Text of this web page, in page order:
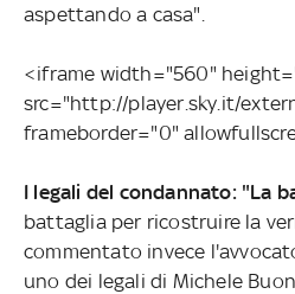
aspettando a casa".
<iframe width="560"
src="http://player.sky.it/
frameborder="0"
I legali del condannato: "La
battaglia per ricostruire la
commentato invece
uno dei legali di Michele